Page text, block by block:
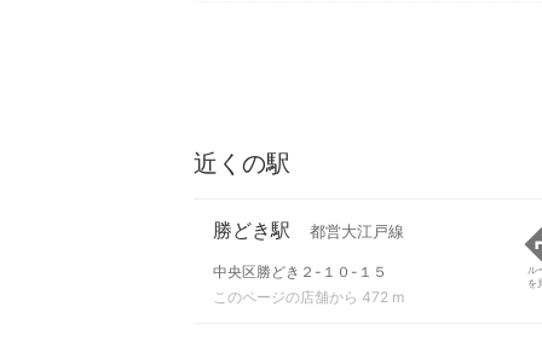
近くの駅
勝どき駅 都営大江戸線
中央区勝どき２-１０-１５
このページの店舗から 472 m
ル
を